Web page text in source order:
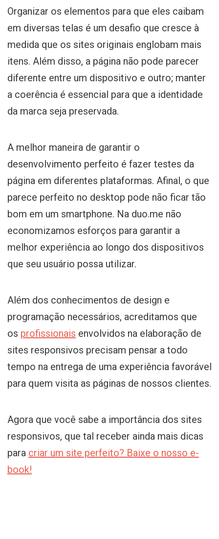
Organizar os elementos para que eles caibam
em diversas telas é um desafio que cresce à
medida que os sites originais englobam mais
itens. Além disso, a página não pode parecer
diferente entre um dispositivo e outro; manter
a coerência é essencial para que a identidade
da marca seja preservada.
A melhor maneira de garantir o
desenvolvimento perfeito é fazer testes da
página em diferentes plataformas. Afinal, o que
parece perfeito no desktop pode não ficar tão
bom em um smartphone. Na duo.me não
economizamos esforços para garantir a
melhor experiência ao longo dos dispositivos
que seu usuário possa utilizar.
Além dos conhecimentos de design e
programação necessários, acreditamos que
os profissionais envolvidos na elaboração de
sites responsivos precisam pensar a todo
tempo na entrega de uma experiência favorável
para quem visita as páginas de nossos clientes.
Agora que você sabe a importância dos sites
responsivos, que tal receber ainda mais dicas
para criar um site perfeito? Baixe o nosso e-
book!